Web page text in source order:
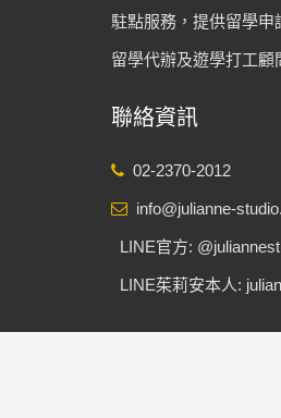
駐點服務，提供留學申
留學代辦及遊學打工顧
聯絡資訊
02-2370-2012
info@julianne-
LINE官方:
LINE茱莉安本人: